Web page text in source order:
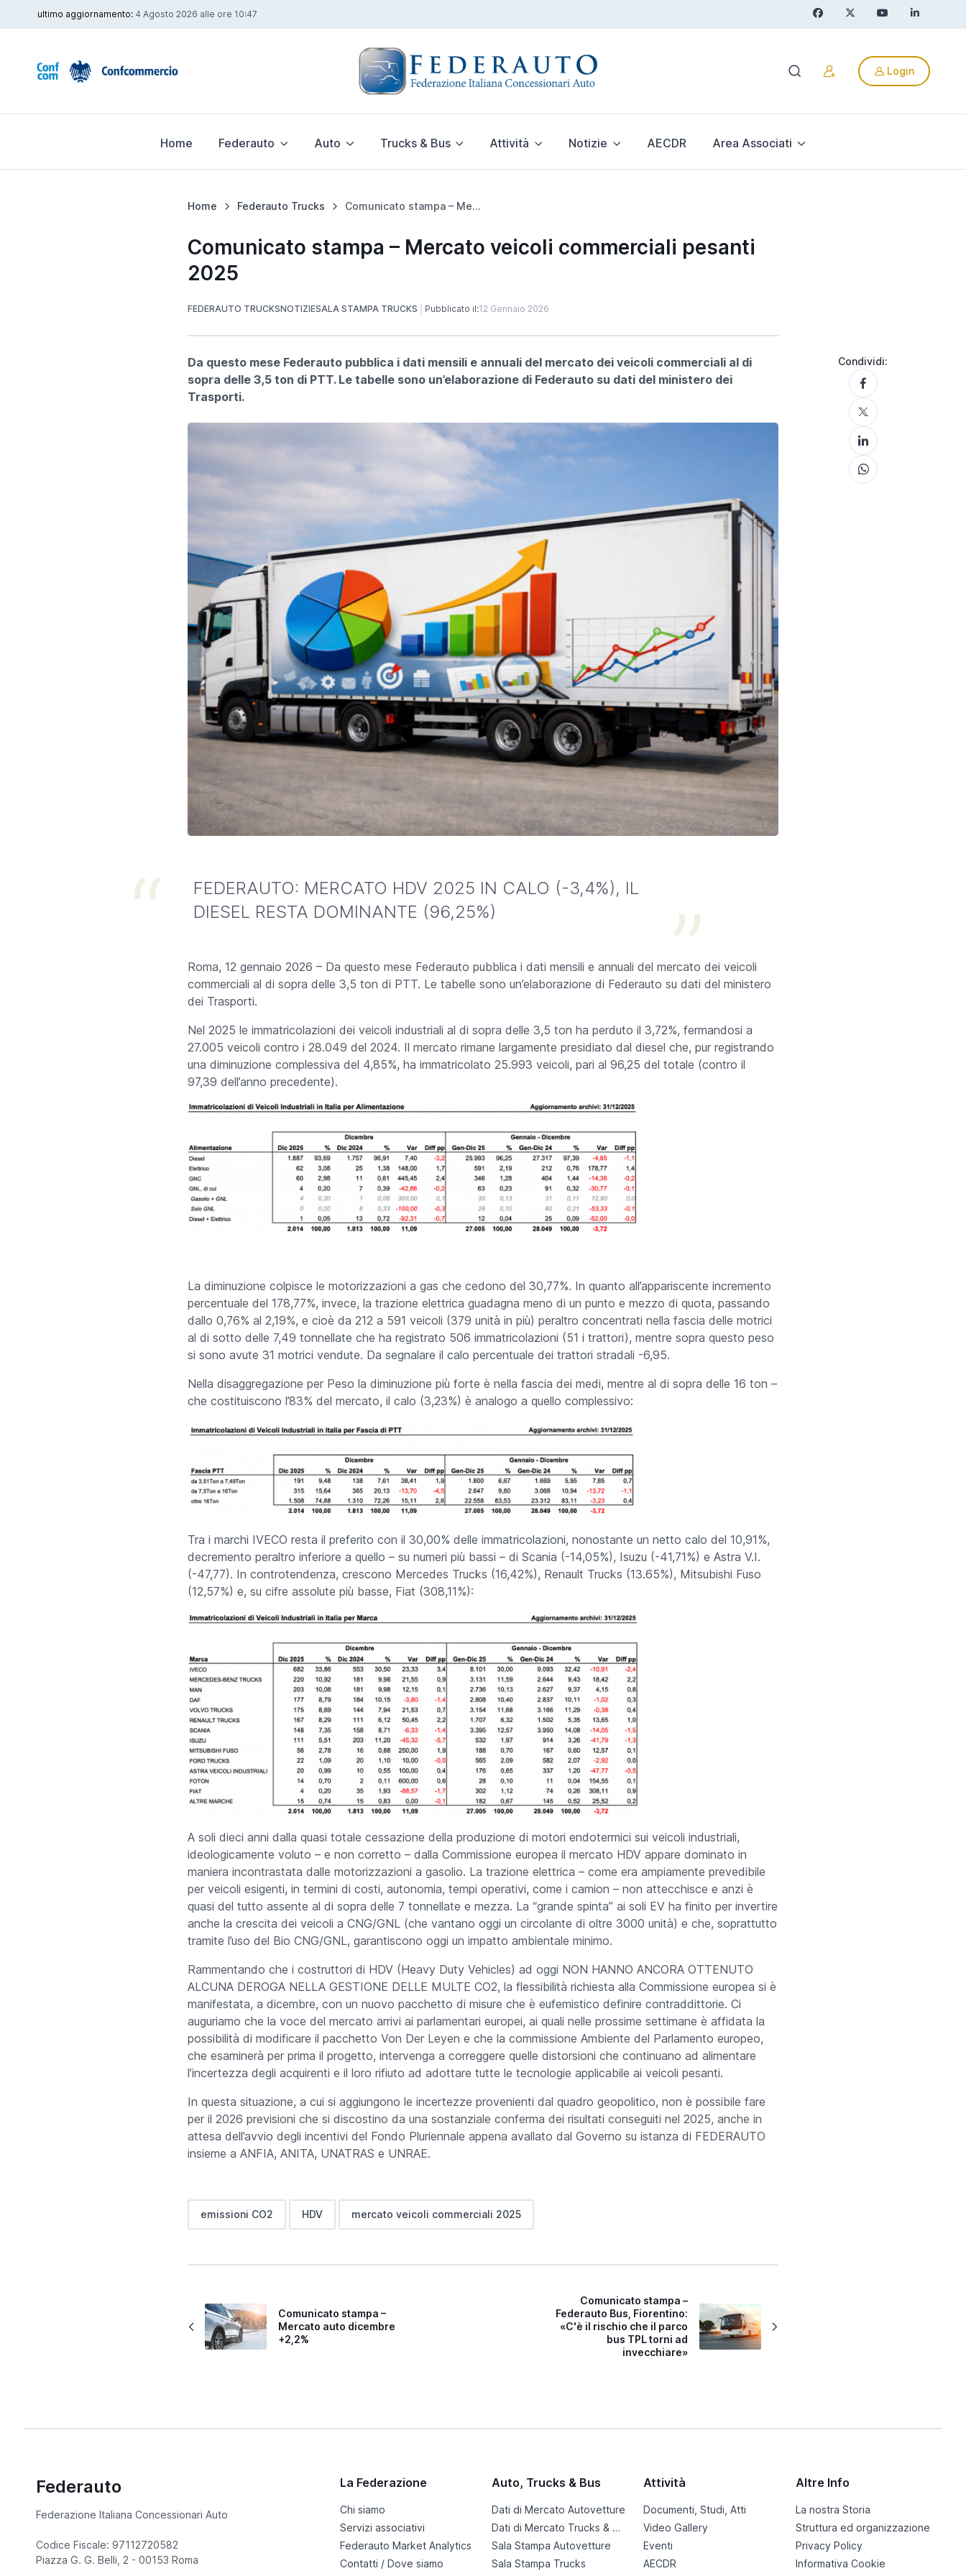
ultimo aggiornamento: 4 Agosto 2026 alle ore 10:47
Login
Home Federauto Auto Trucks & Bus Attività Notizie AECDR Area Associati
Home Federauto Trucks Comunicato stampa – Mercato veicoli commerciali pesanti 2025
Comunicato stampa – Mercato veicoli commerciali pesanti
2025
FEDERAUTO TRUCKSNOTIZIESALA STAMPA TRUCKS Pubblicato il:12 Gennaio 2026
Da questo mese Federauto pubblica i dati mensili e annuali del mercato dei veicoli commerciali al di
sopra delle 3,5 ton di PTT. Le tabelle sono un’elaborazione di Federauto su dati del ministero dei
Trasporti.
FEDERAUTO: MERCATO HDV 2025 IN CALO (-3,4%), IL
DIESEL RESTA DOMINANTE (96,25%)
Roma, 12 gennaio 2026 – Da questo mese Federauto pubblica i dati mensili e annuali del mercato dei veicoli
commerciali al di sopra delle 3,5 ton di PTT. Le tabelle sono un’elaborazione di Federauto su dati del ministero
dei Trasporti.
Nel 2025 le immatricolazioni dei veicoli industriali al di sopra delle 3,5 ton ha perduto il 3,72%, fermandosi a
27.005 veicoli contro i 28.049 del 2024. Il mercato rimane largamente presidiato dal diesel che, pur registrando
una diminuzione complessiva del 4,85%, ha immatricolato 25.993 veicoli, pari al 96,25 del totale (contro il
97,39 dell’anno precedente).
La diminuzione colpisce le motorizzazioni a gas che cedono del 30,77%. In quanto all’appariscente incremento
percentuale del 178,77%, invece, la trazione elettrica guadagna meno di un punto e mezzo di quota, passando
dallo 0,76% al 2,19%, e cioè da 212 a 591 veicoli (379 unità in più) peraltro concentrati nella fascia delle motrici
al di sotto delle 7,49 tonnellate che ha registrato 506 immatricolazioni (51 i trattori), mentre sopra questo peso
si sono avute 31 motrici vendute. Da segnalare il calo percentuale dei trattori stradali -6,95.
Nella disaggregazione per Peso la diminuzione più forte è nella fascia dei medi, mentre al di sopra delle 16 ton –
che costituiscono l’83% del mercato, il calo (3,23%) è analogo a quello complessivo:
Tra i marchi IVECO resta il preferito con il 30,00% delle immatricolazioni, nonostante un netto calo del 10,91%,
decremento peraltro inferiore a quello – su numeri più bassi – di Scania (-14,05%), Isuzu (-41,71%) e Astra V.I.
(-47,77). In controtendenza, crescono Mercedes Trucks (16,42%), Renault Trucks (13.65%), Mitsubishi Fuso
(12,57%) e, su cifre assolute più basse, Fiat (308,11%):
A soli dieci anni dalla quasi totale cessazione della produzione di motori endotermici sui veicoli industriali,
ideologicamente voluto – e non corretto – dalla Commissione europea il mercato HDV appare dominato in
maniera incontrastata dalle motorizzazioni a gasolio. La trazione elettrica – come era ampiamente prevedibile
per veicoli esigenti, in termini di costi, autonomia, tempi operativi, come i camion – non attecchisce e anzi è
quasi del tutto assente al di sopra delle 7 tonnellate e mezza. La “grande spinta” ai soli EV ha finito per invertire
anche la crescita dei veicoli a CNG/GNL (che vantano oggi un circolante di oltre 3000 unità) e che, soprattutto
tramite l’uso del Bio CNG/GNL, garantiscono oggi un impatto ambientale minimo.
Rammentando che i costruttori di HDV (Heavy Duty Vehicles) ad oggi NON HANNO ANCORA OTTENUTO
ALCUNA DEROGA NELLA GESTIONE DELLE MULTE CO2, la flessibilità richiesta alla Commissione europea si è
manifestata, a dicembre, con un nuovo pacchetto di misure che è eufemistico definire contraddittorie. Ci
auguriamo che la voce del mercato arrivi ai parlamentari europei, ai quali nelle prossime settimane è affidata la
possibilità di modificare il pacchetto Von Der Leyen e che la commissione Ambiente del Parlamento europeo,
che esaminerà per prima il progetto, intervenga a correggere quelle distorsioni che continuano ad alimentare
l’incertezza degli acquirenti e il loro rifiuto ad adottare tutte le tecnologie applicabile ai veicoli pesanti.
In questa situazione, a cui si aggiungono le incertezze provenienti dal quadro geopolitico, non è possibile fare
per il 2026 previsioni che si discostino da una sostanziale conferma dei risultati conseguiti nel 2025, anche in
attesa dell’avvio degli incentivi del Fondo Pluriennale appena avallato dal Governo su istanza di FEDERAUTO
insieme a ANFIA, ANITA, UNATRAS e UNRAE.
emissioni CO2 HDV mercato veicoli commerciali 2025
Comunicato stampa –
Mercato auto dicembre
+2,2%
Comunicato stampa –
Federauto Bus, Fiorentino:
«C'è il rischio che il parco
bus TPL torni ad
invecchiare»
Condividi:
Federauto
Federazione Italiana Concessionari Auto
Codice Fiscale: 97112720582
Piazza G. G. Belli, 2 - 00153 Roma
La Federazione
Chi siamo
Servizi associativi
Federauto Market Analytics
Contatti / Dove siamo
Auto, Trucks & Bus
Dati di Mercato Autovetture
Dati di Mercato Trucks & Bus
Sala Stampa Autovetture
Sala Stampa Trucks
Attività
Documenti, Studi, Atti
Video Gallery
Eventi
AECDR
Altre Info
La nostra Storia
Struttura ed organizzazione
Privacy Policy
Informativa Cookie